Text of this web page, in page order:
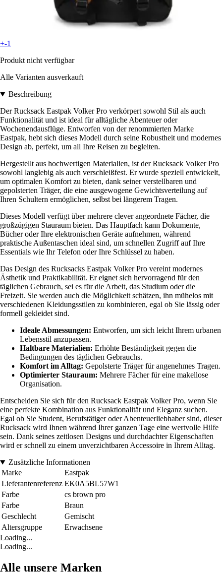
+-1
Produkt nicht verfügbar
Alle Varianten ausverkauft
Beschreibung
Der Rucksack Eastpak Volker Pro verkörpert sowohl Stil als auch
Funktionalität und ist ideal für alltägliche Abenteuer oder
Wochenendausflüge. Entworfen von der renommierten Marke
Eastpak, hebt sich dieses Modell durch seine Robustheit und modernes
Design ab, perfekt, um all Ihre Reisen zu begleiten.
Hergestellt aus hochwertigen Materialien, ist der Rucksack Volker Pro
sowohl langlebig als auch verschleißfest. Er wurde speziell entwickelt,
um optimalen Komfort zu bieten, dank seiner verstellbaren und
gepolsterten Träger, die eine ausgewogene Gewichtsverteilung auf
Ihren Schultern ermöglichen, selbst bei längerem Tragen.
Dieses Modell verfügt über mehrere clever angeordnete Fächer, die
großzügigen Stauraum bieten. Das Hauptfach kann Dokumente,
Bücher oder Ihre elektronischen Geräte aufnehmen, während
praktische Außentaschen ideal sind, um schnellen Zugriff auf Ihre
Essentials wie Ihr Telefon oder Ihre Schlüssel zu haben.
Das Design des Rucksacks Eastpak Volker Pro vereint modernes
Ästhetik und Praktikabilität. Er eignet sich hervorragend für den
täglichen Gebrauch, sei es für die Arbeit, das Studium oder die
Freizeit. Sie werden auch die Möglichkeit schätzen, ihn mühelos mit
verschiedenen Kleidungsstilen zu kombinieren, egal ob Sie lässig oder
formell gekleidet sind.
Ideale Abmessungen: Entworfen, um sich leicht Ihrem urbanen
Lebensstil anzupassen.
Haltbare Materialien: Erhöhte Beständigkeit gegen die
Bedingungen des täglichen Gebrauchs.
Komfort im Alltag: Gepolsterte Träger für angenehmes Tragen.
Optimierter Stauraum: Mehrere Fächer für eine makellose
Organisation.
Entscheiden Sie sich für den Rucksack Eastpak Volker Pro, wenn Sie
eine perfekte Kombination aus Funktionalität und Eleganz suchen.
Egal ob Sie Student, Berufstätiger oder Abenteuerliebhaber sind, dieser
Rucksack wird Ihnen während Ihrer ganzen Tage eine wertvolle Hilfe
sein. Dank seines zeitlosen Designs und durchdachter Eigenschaften
wird er schnell zu einem unverzichtbaren Accessoire in Ihrem Alltag.
Zusätzliche Informationen
Marke
Eastpak
Lieferantenreferenz EK0A5BL57W1
Farbe
cs brown pro
Farbe
Braun
Geschlecht
Gemischt
Altersgruppe
Erwachsene
Loading...
Loading...
Alle unsere Marken